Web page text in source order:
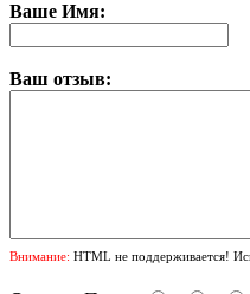
Ваше Имя:
Ваш отзыв:
Внимание: HTML не поддерживается!